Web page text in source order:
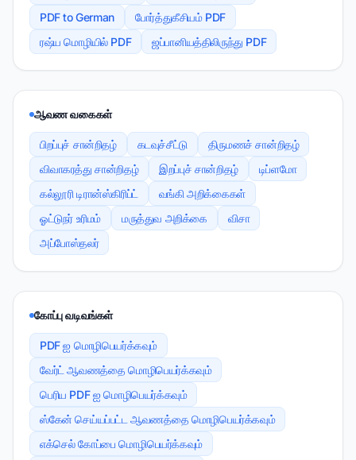
PDF to German
போர்த்துகீசியம் PDF
ரஷ்ய மொழியில் PDF
ஜப்பானியத்திலிருந்து PDF
ஆவண வகைகள்
பிறப்புச் சான்றிதழ் கடவுச்சீட்டு
திருமணச் சான்றிதழ்
விவாகரத்து சான்றிதழ்
இறப்புச் சான்றிதழ்
டிப்ளமோ
கல்லூரி டிரான்ஸ்கிரிப்ட்
வங்கி அறிக்கைகள்
ஓட்டுநர் உரிமம்
மருத்துவ அறிக்கை
விசா
அப்போஸ்தலர்
கோப்பு வடிவங்கள்
PDF ஐ மொழிபெயர்க்கவும்
வேர்ட் ஆவணத்தை மொழிபெயர்க்கவும்
பெரிய PDF ஐ மொழிபெயர்க்கவும்
ஸ்கேன் செய்யப்பட்ட ஆவணத்தை மொழிபெயர்க்கவும்
எக்செல் கோப்பை மொழிபெயர்க்கவும்